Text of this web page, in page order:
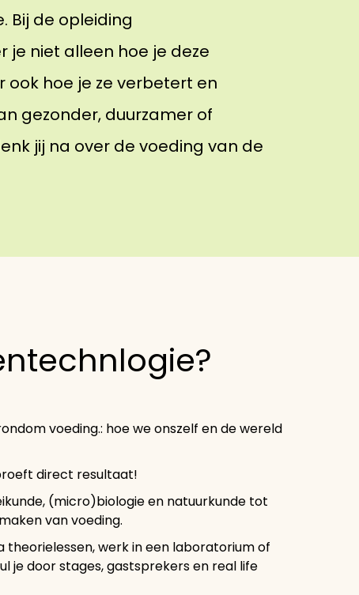
Bij de opleiding
niet alleen hoe je deze
hoe je ze verbetert en
gezonder, duurzamer of
jij na over de voeding van de
voeding.: hoe we onszelf en de wereld
direct resultaat!
(micro)biologie en natuurkunde tot
van voeding.
theorielessen, werk in een laboratorium of
je door stages, gastsprekers en real life